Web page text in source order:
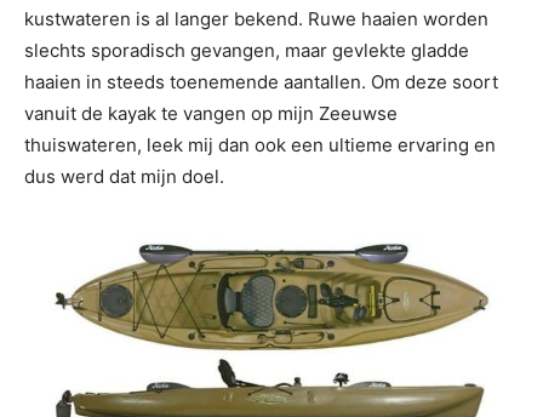
kustwateren is al langer bekend. Ruwe haaien worden
slechts sporadisch gevangen, maar gevlekte gladde
haaien in steeds toenemende aantallen. Om deze soort
vanuit de kayak te vangen op mijn Zeeuwse
thuiswateren, leek mij dan ook een ultieme ervaring en
dus werd dat mijn doel.